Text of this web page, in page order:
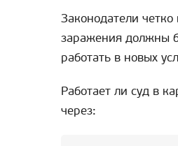
Законодатели
заражения должны
работать в новых
Работает ли суд в
через: